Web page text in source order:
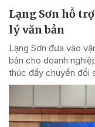
Lạng Sơn hỗ
lý văn bản
Lạng Sơn đưa vào
bản cho doanh
thúc đẩy chuyển đổi